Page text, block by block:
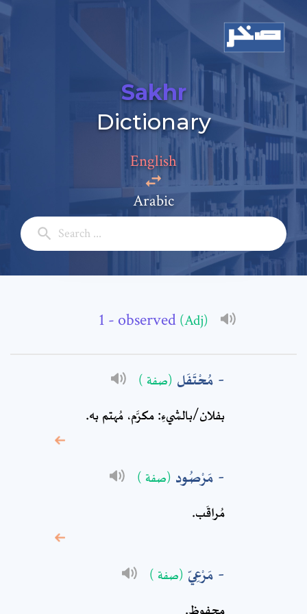
Sakhr
Dictionary
English
Arabic
- observed (Adj)
مُحْتَفَل (صفة )
بفلان/بالشيءِ: مكرَّم، مُهتم به.
مَرْصُود (صفة )
مُراقَب‏.
مَرْعِيّ (صفة )
محفوظ.
Add a comment
Email: *
Comment: *